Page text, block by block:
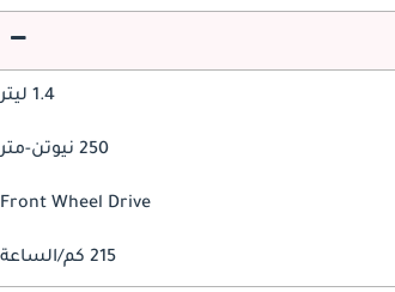
1.4 ليتر
250 نيوتن-متر
Front Wheel Drive
215 كم/الساعة